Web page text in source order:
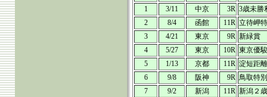
1
3/11 中京 3R 3歳未勝
2
8/4 函館 11R 立待岬
3
4/21 東京 9R 新緑賞
4
5/27 東京 10R 東京優駿
5
1/13 京都 11R 淀短距
6
9/8 阪神 9R 鳥取特別
7
9/2 新潟 11R 新潟２